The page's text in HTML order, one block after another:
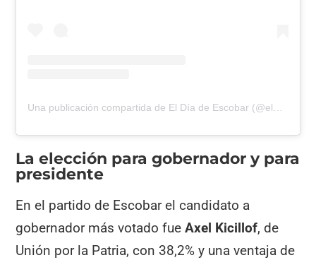
La elección para gobernador y para
presidente
En el partido de Escobar el candidato a
gobernador más votado fueAxel Kicillof, de
Unión por la Patria, con 38,2% y una ventaja de